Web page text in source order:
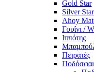
Gold Star
Silver Star
Ahoy
Γουΐνι /
Ιππότης
Πειρατές